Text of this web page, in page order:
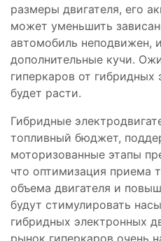
размеры двигателя, его
может уменьшить
автомобиль неподвижен,
дополнительные кучи.
гиперкаров от гибридных
будет расти.
Гибридные
топливный бюджет,
моторизованные этапы
что оптимизация приема
объема двигателя и
будут стимулировать
гибридных электронных
рынок гиперкаров очень